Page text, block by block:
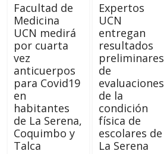
Facultad de
Medicina
UCN medirá
por cuarta
vez
anticuerpos
para Covid19
en
habitantes
de La Serena,
Coquimbo y
Talca
Expertos
UCN
entregan
resultados
preliminares
de
evaluaciones
de la
condición
física de
escolares de
La Serena